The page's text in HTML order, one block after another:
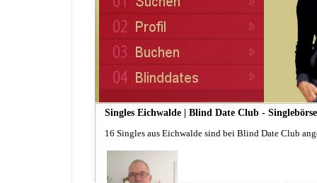
Singles Eichwalde | Blind Date Club -
16 Singles aus Eichwalde sind bei Blind Date Club